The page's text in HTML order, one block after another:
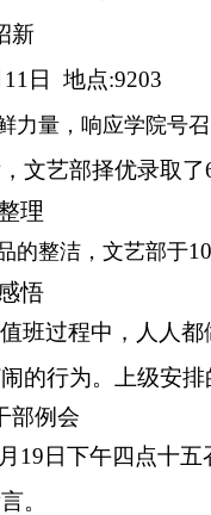
新
11日 地点:9203
力量，响应学院号
文艺部择优录取
理
的整洁，文艺部于
悟
班过程中，人人
的行为。上级安
部例会
19日下午四点十
。